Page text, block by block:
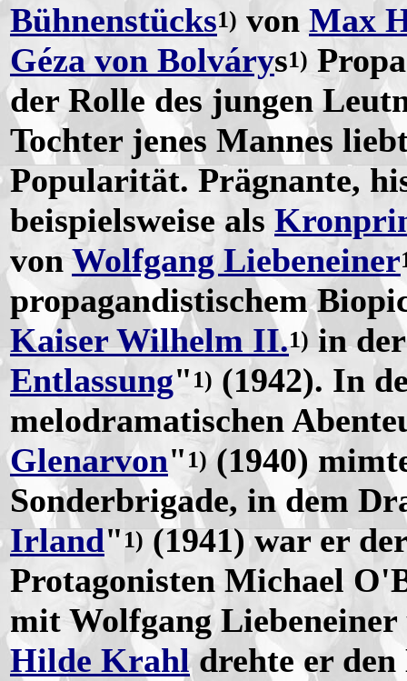
Bühnenstücks1) von Max
Géza von Bolvárys1)
der Rolle des jungen
Tochter jenes Mannes
Popularität. Prägnante,
beispielsweise als
von Wolfgang Liebeneiner
propagandistischem
Kaiser Wilhelm II.1) in
Entlassung" 1) (1942). In
melodramatischen
Glenarvon" 1)(1940)
Sonderbrigade, in dem
Irland"1) (1941) war er
Protagonisten Michael
mit Wolfgang
Hilde Krahldrehte er